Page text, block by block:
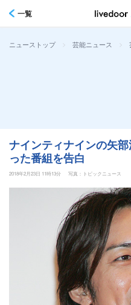
一覧
ニューストップ > 芸能ニュース >
ナインティナインの矢
った番組を告白
2018年2月23日 11時13分
写真：トピックニュース